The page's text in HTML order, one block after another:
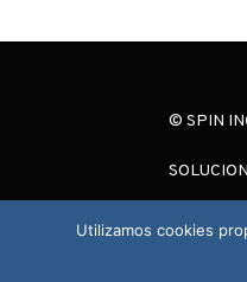
© SPIN
Aviso Legal |
Utilizamos cookies